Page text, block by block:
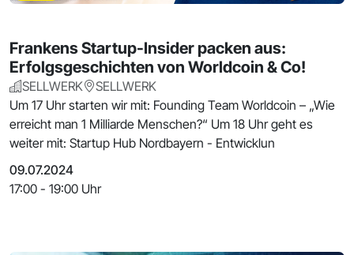
Frankens Startup-Insider packen aus:
Erfolgsgeschichten von Worldcoin & Co!
SELLWERK
SELLWERK
Um 17 Uhr starten wir mit: Founding Team Worldcoin – „Wie
erreicht man 1 Milliarde Menschen?“ Um 18 Uhr geht es
weiter mit: Startup Hub Nordbayern - Entwicklun
09.07.2024
17:00 - 19:00 Uhr